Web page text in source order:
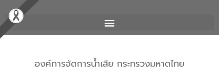
องค์การจัดการน้ำเสีย กระทรวงมหาดไทย